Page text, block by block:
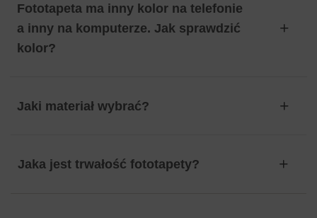
Fototapeta ma inny kolor na telefonie
a inny na komputerze. Jak sprawdzić
kolor?
Jaki materiał wybrać?
Jaka jest trwałość fototapety?